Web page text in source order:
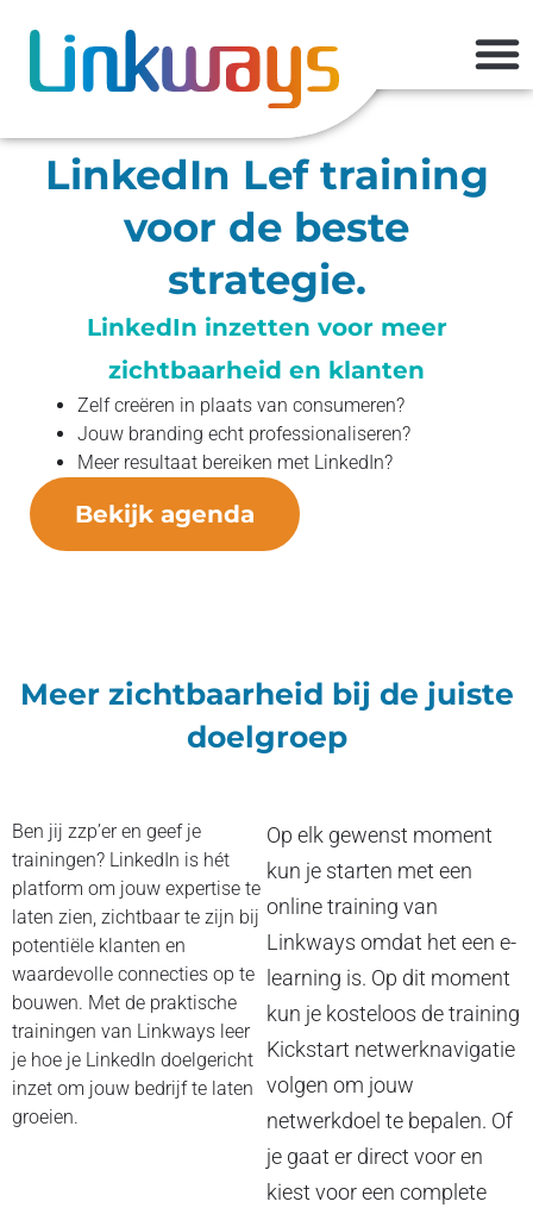
LinkedIn Lef training
voor de beste
strategie.
LinkedIn inzetten voor meer
zichtbaarheid en klanten
Zelf creëren in plaats van consumeren?
Jouw branding echt professionaliseren?
Meer resultaat bereiken met LinkedIn?
Bekijk agenda
Meer zichtbaarheid bij de juiste
doelgroep
Ben jij zzp’er en geef je
trainingen? LinkedIn is hét
platform om jouw expertise te
laten zien, zichtbaar te zijn bij
potentiële klanten en
waardevolle connecties op te
bouwen. Met de praktische
trainingen van Linkways leer
je hoe je LinkedIn doelgericht
inzet om jouw bedrijf te laten
groeien.
Op elk gewenst moment
kun je starten met een
online training van
Linkways omdat het een e-
learning is. Op dit moment
kun je kosteloos de training
Kickstart netwerknavigatie
volgen om jouw
netwerkdoel te bepalen. Of
je gaat er direct voor en
kiest voor een complete